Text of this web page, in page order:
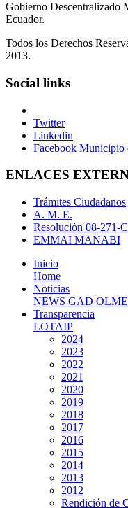
Gobierno Descentralizado
Ecuador.
Todos los Derechos
2013.
Social links
Twitter
Linkedin
Facebook Municipio
ENLACES
Trámites Ciudadanos
A. M. E.
Resolución 08-271-
EMMAI MANABI
Inicio
Home
Noticias
NEWS GAD
Transparencia
LOTAIP
2024
2023
2022
2021
2020
2019
2018
2017
2016
2015
2014
2013
2012
Rendición de